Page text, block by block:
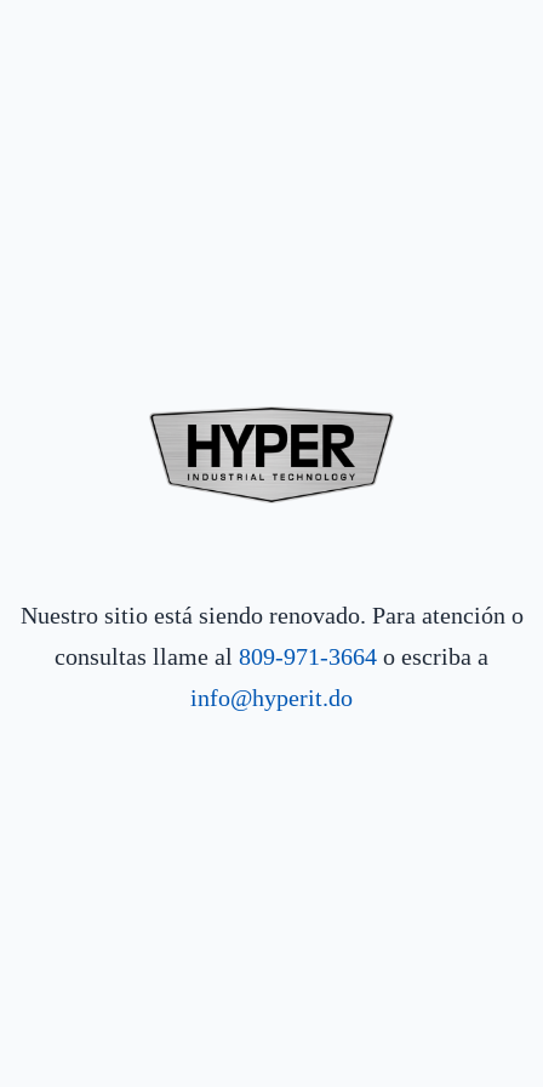
Nuestro sitio está siendo renovado. Para atención o
consultas llame al 809-971-3664 o escriba a
info@hyperit.do